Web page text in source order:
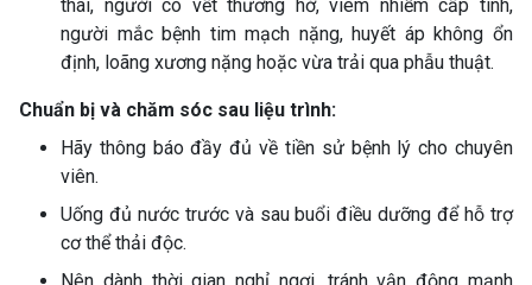
thai, người có vết thương hở, viêm nhiễm cấp tính,
người mắc bệnh tim mạch nặng, huyết áp không ổn
định, loãng xương nặng hoặc vừa trải qua phẫu thuật.
Chuẩn bị và chăm sóc sau liệu trình:
Hãy thông báo đầy đủ về tiền sử bệnh lý cho chuyên
viên.
Uống đủ nước trước và sau buổi điều dưỡng để hỗ trợ
cơ thể thải độc.